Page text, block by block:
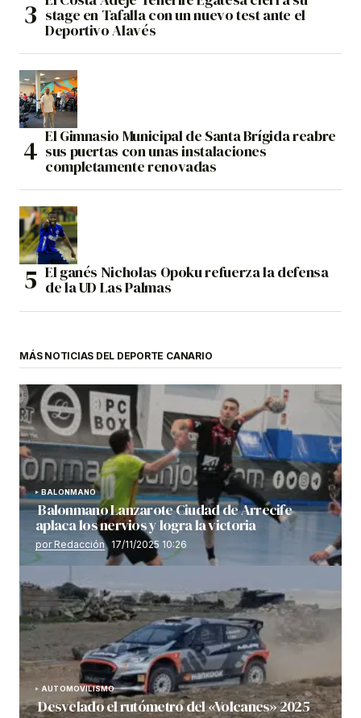
stage en Tafalla con un nuevo test ante el
Deportivo Alavés
El Gimnasio Municipal de Santa Brígida reabre
sus puertas con unas instalaciones
completamente renovadas
El ganés Nicholas Opoku refuerza la defensa
de la UD Las Palmas
MÁS NOTICIAS DEL DEPORTE CANARIO
BALONMANO
Balonmano Lanzarote Ciudad de Arrecife
aplaca los nervios y logra la victoria
por Redacción 17/11/2025 10:26
AUTOMOVILISMO
Desvelado el rutómetro del «Volcanes» 2025